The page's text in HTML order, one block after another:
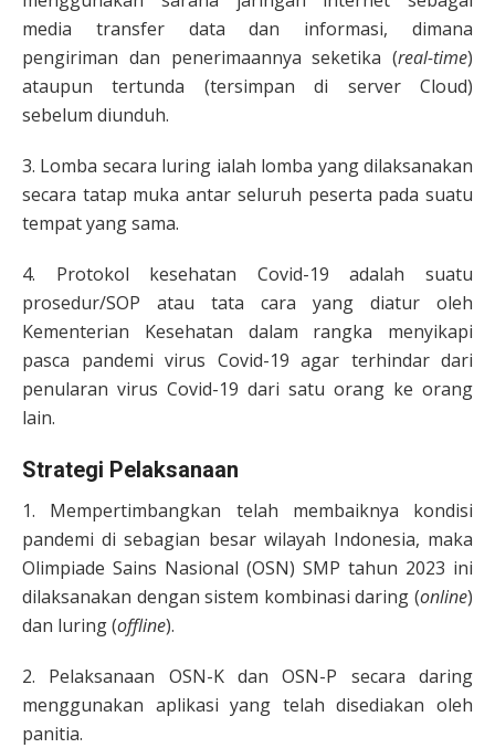
media transfer data dan informasi, dimana
pengiriman dan penerimaannya seketika (real-time)
ataupun tertunda (tersimpan di server Cloud)
sebelum diunduh.
3. Lomba secara luring ialah lomba yang dilaksanakan
secara tatap muka antar seluruh peserta pada suatu
tempat yang sama.
4. Protokol kesehatan Covid-19 adalah suatu
prosedur/SOP atau tata cara yang diatur oleh
Kementerian Kesehatan dalam rangka menyikapi
pasca pandemi virus Covid-19 agar terhindar dari
penularan virus Covid-19 dari satu orang ke orang
lain.
Strategi Pelaksanaan
1. Mempertimbangkan telah membaiknya kondisi
pandemi di sebagian besar wilayah Indonesia, maka
Olimpiade Sains Nasional (OSN) SMP tahun 2023 ini
dilaksanakan dengan sistem kombinasi daring (online)
dan luring (offline).
2. Pelaksanaan OSN-K dan OSN-P secara daring
menggunakan aplikasi yang telah disediakan oleh
panitia.